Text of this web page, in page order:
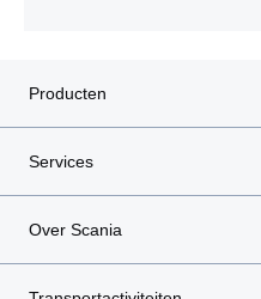
Producten
Services
Over Scania